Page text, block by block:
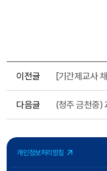
이전글 [기간제교사
다음글 (청주 금천중)
개인정보처리방침